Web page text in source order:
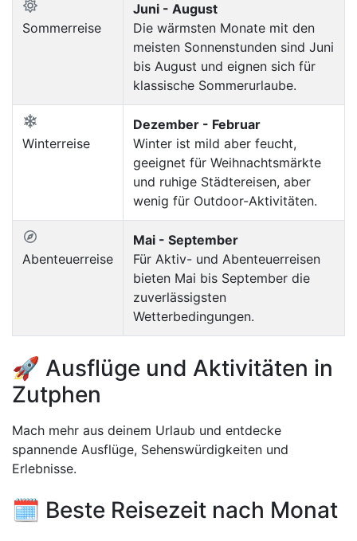
Sommerreise
Juni - August
Die wärmsten Monate mit den
meisten Sonnenstunden sind Juni
bis August und eignen sich für
klassische Sommerurlaube.
Winterreise
Dezember - Februar
Winter ist mild aber feucht,
geeignet für Weihnachtsmärkte
und ruhige Städtereisen, aber
wenig für Outdoor-Aktivitäten.
Abenteuerreise
Mai - September
Für Aktiv- und Abenteuerreisen
bieten Mai bis September die
zuverlässigsten
Wetterbedingungen.
🚀 Ausflüge und Aktivitäten in
Zutphen
Mach mehr aus deinem Urlaub und entdecke
spannende Ausflüge, Sehenswürdigkeiten und
Erlebnisse.
🗓️ Beste Reisezeit nach Monat